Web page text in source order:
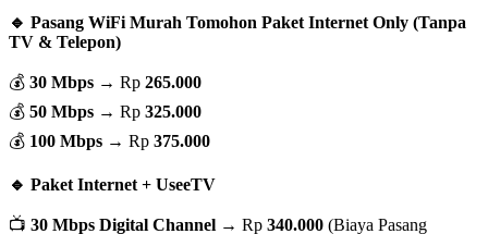
🔹 Pasang WiFi Murah Tomohon Paket Internet Only (Tanpa
TV & Telepon)
💰 30 Mbps → Rp 265.000
💰 50 Mbps → Rp 325.000
💰 100 Mbps → Rp 375.000
🔹 Paket Internet + UseeTV
📺 30 Mbps Digital Channel → Rp 340.000 (Biaya Pasang